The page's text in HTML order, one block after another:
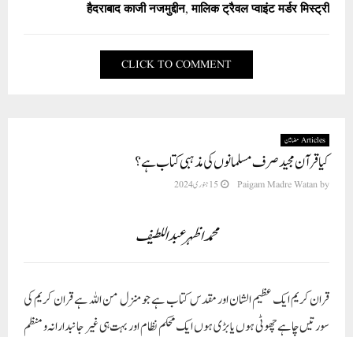
हैदराबाद काजी नजमुद्दीन, मालिक ट्रैवल प्वाइंट मर्डर मिस्ट्री
CLICK TO COMMENT
Articles مضامین
کیا قرآن مجید صرف مسلمانوں کی مذہبی کتاب ہے ؟
by
Paigam Madre Watan 15 جنوری 2024
محمد اظہر عبداللطیف
قران کریم ایک عظیم الشان اور مقدس کتاب ہے جو منزل من اللہ ہے قران کریم کی
سورتیں چاہے چھوٹی ہوں یا بڑی ہوں ایک محکم نظام اور بہت ہی غیر جانبدارانہ و منظم